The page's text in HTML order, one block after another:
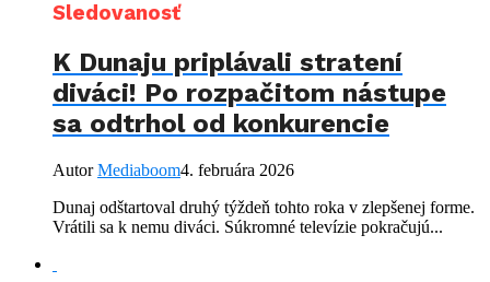
Sledovanosť
K Dunaju priplávali stratení
diváci! Po rozpačitom nástupe
sa odtrhol od konkurencie
AutorMediaboom4. februára 2026
Dunaj odštartoval druhý týždeň tohto roka v zlepšenej forme.
Vrátili sa k nemu diváci. Súkromné televízie pokračujú...